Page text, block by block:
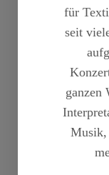
für
seit
ganzen
Musik,